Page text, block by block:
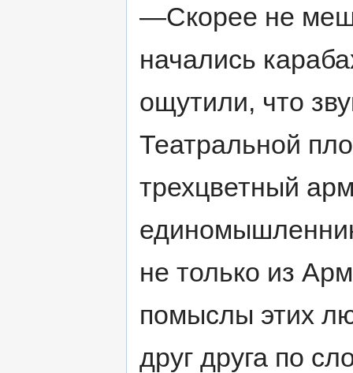
—Скорее не
начались
ощутили, что
Театральной
трехцветный
не только из
помыслы этих
друг друга по